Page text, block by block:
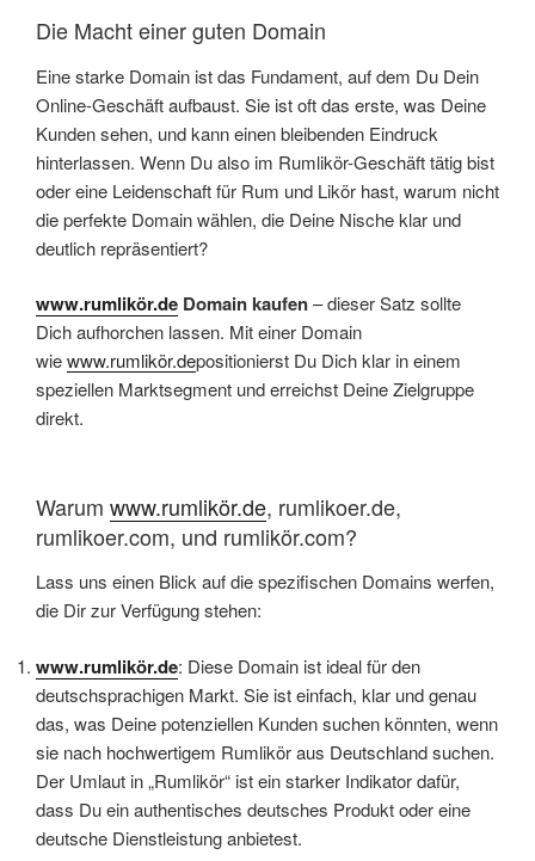
Die Macht einer guten Domain
Eine starke Domain ist das Fundament, auf dem Du Dein
Online-Geschäft aufbaust. Sie ist oft das erste, was Deine
Kunden sehen, und kann einen bleibenden Eindruck
hinterlassen. Wenn Du also im Rumlikör-Geschäft tätig bist
oder eine Leidenschaft für Rum und Likör hast, warum nicht
die perfekte Domain wählen, die Deine Nische klar und
deutlich repräsentiert?
www.rumlikör.de Domain kaufen– dieser Satz sollte
Dich aufhorchen lassen. Mit einer Domain
wiewww.rumlikör.depositionierst Du Dich klar in einem
speziellen Marktsegment und erreichst Deine Zielgruppe
direkt.
Warum www.rumlikör.de, rumlikoer.de,
rumlikoer.com, und rumlikör.com?
Lass uns einen Blick auf die spezifischen Domains werfen,
die Dir zur Verfügung stehen:
www.rumlikör.de: Diese Domain ist ideal für den
deutschsprachigen Markt. Sie ist einfach, klar und genau
das, was Deine potenziellen Kunden suchen könnten, wenn
sie nach hochwertigem Rumlikör aus Deutschland suchen.
Der Umlaut in „Rumlikör“ ist ein starker Indikator dafür,
dass Du ein authentisches deutsches Produkt oder eine
deutsche Dienstleistung anbietest.